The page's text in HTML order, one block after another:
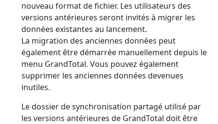
nouveau format de fichier. Les utilisateurs des
versions antérieures seront invités à migrer les
données existantes au lancement.
La migration des anciennes données peut
également être démarrée manuellement depuis le
menu GrandTotal. Vous pouvez également
supprimer les anciennes données devenues
inutiles.
Le dossier de synchronisation partagé utilisé par
les versions antérieures de GrandTotal doit être